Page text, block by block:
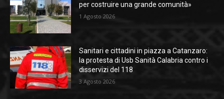
per costruire una grande comunità»
1 Agosto 2026
Sanitari e cittadini in piazza a Catanzaro:
la protesta di Usb Sanità Calabria contro i
disservizi del 118
3 Agosto 2026